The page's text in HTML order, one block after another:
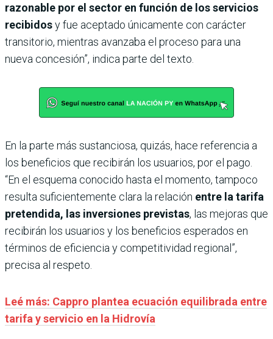
razonable por el sector en función de los servicios
recibidosy fue aceptado únicamente con carácter
transitorio, mientras avanzaba el proceso para una
nueva concesión”, indica parte del texto.
En la parte más sustanciosa, quizás, hace referencia a
los beneficios que recibirán los usuarios, por el pago.
“En el esquema conocido hasta el momento, tampoco
resulta suficientemente clara la relación entre la tarifa
pretendida, las inversiones previstas, las mejoras que
recibirán los usuarios y los beneficios esperados en
términos de eficiencia y competitividad regional”,
precisa al respeto.
Leé más: Cappro plantea ecuación equilibrada entre
tarifa y servicio en la Hidrovía